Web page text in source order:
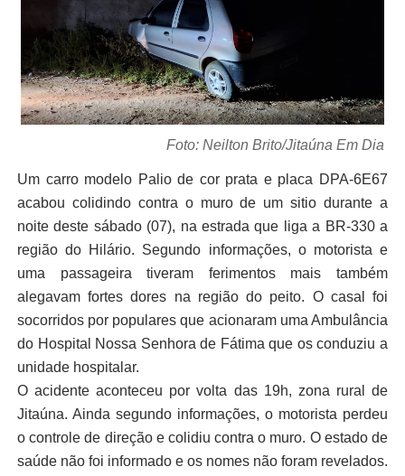
Foto: Neilton Brito/Jitaúna Em Dia
Um carro modelo Palio de cor prata e placa DPA-6E67
acabou colidindo contra o muro de um sitio durante a
noite deste sábado (07), na estrada que liga a BR-330 a
região do Hilário. Segundo informações, o motorista e
uma passageira tiveram ferimentos mais também
alegavam fortes dores na região do peito. O casal foi
socorridos por populares que acionaram uma Ambulância
do Hospital Nossa Senhora de Fátima que os conduziu a
unidade hospitalar.
O acidente aconteceu por volta das 19h, zona rural de
Jitaúna. Ainda segundo informações, o motorista perdeu
o controle de direção e colidiu contra o muro. O estado de
saúde não foi informado e os nomes não foram revelados.